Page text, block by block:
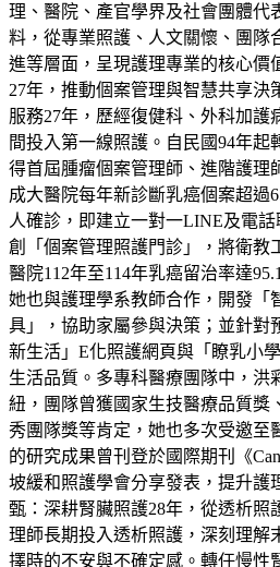
理、醫院、產官學界及社會團體代
料，從專業照護、人文關懷、團隊
進等層面，呈現護理專業的核心價
27年，推動個案管理與智慧共享決
服務27年，歷經復健科、外科加護
間投入第一線照護。自民國94年起
得首屆腫瘤個案管理師、進階護理
成大醫院每年新診斷乳癌個案超過
人確診，即建立一對一LINE及電
創「個案管理照護門診」，將衛教
醫院112年至114年乳癌留治率達
她也與護理學系教師合作，開發「
具」，協助家屬參與決策；並針對
新生活」E化照護網頁與「瞭乳小
生活品質。多專科醫療團隊中，洪
紐，團隊曾獲國家生技醫療品質獎
秀團隊獎等肯定，她也多次受邀至
的研究成果曾刊登於國際期刊《
坡緩和照護學會分享發表，提升護
甄：深耕腎臟照護28年，從透析照
理師長期投入透析照護，深刻理解
擇時的不安與不確定感。轉任慢性